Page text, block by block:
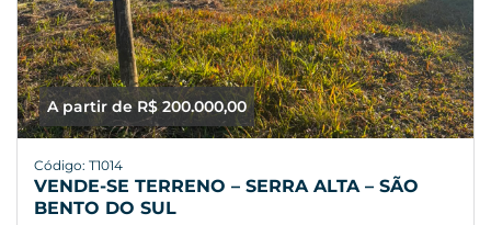
A partir de R$ 200.000,00
Código: T1014
VENDE-SE TERRENO – SERRA ALTA – SÃO
BENTO DO SUL